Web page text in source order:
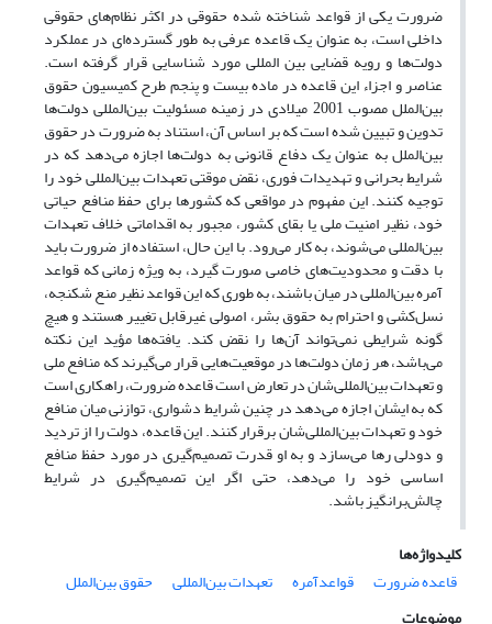
ضرورت یکی از قواعد شناخته شده حقوقی در اکثر نظام‌های حقوقی
داخلی است، به عنوان یک قاعده عرفی به طور گسترده‌ای در عملکرد
دولت‌ها و رویه قضایی بین المللی مورد شناسایی قرار گرفته است.
عناصر و اجزاء این قاعده در ماده بیست و پنجم طرح کمیسیون حقوق
بین‌الملل مصوب 2001 میلادی در زمینه مسئولیت بین‌المللی دولت‌ها
تدوین و تبیین شده است که بر اساس آن، استناد به ضرورت در حقوق
بین‌الملل به عنوان یک دفاع قانونی به دولت‌ها اجازه می‌دهد که در
شرایط بحرانی و تهدیدات فوری، نقض موقتی تعهدات بین‌المللی خود را
توجیه کنند. این مفهوم در مواقعی که کشورها برای حفظ منافع حیاتی
خود، نظیر امنیت ملی یا بقای کشور، مجبور به اقداماتی خلاف تعهدات
بین‌المللی می‌شوند، به کار می‌رود. با این حال، استفاده از ضرورت باید
با دقت و محدودیت‌های خاصی صورت گیرد، به ‌ویژه زمانی که قواعد
آمره بین‌المللی در میان باشند، به طوری که این قواعد نظیر منع شکنجه،
نسل‌کشی و احترام به حقوق بشر، اصولی غیرقابل تغییر هستند و هیچ
گونه شرایطی نمی‌تواند آن‌ها را نقض کند. یافته‌ها مؤید این نکته
می‌باشد، هر زمان دولت‌ها در موقعیت‌هایی قرار می‌گیرند که منافع ملی
و تعهدات بین‌المللی‌شان در تعارض است قاعده ضرورت، راهکاری است
که به ایشان اجازه می‌دهد در چنین شرایط دشواری، توازنی میان منافع
خود و تعهدات بین‌المللی‌شان برقرار کنند. این قاعده، دولت را از تردید
و دودلی رها می‌سازد و به او قدرت تصمیم‌گیری در مورد حفظ منافع
اساسی خود را می‌دهد، حتی اگر این تصمیم‌گیری در شرایط
چالش‌برانگیز باشد.
کلیدواژه‌ها
قاعده ضرورت
قواعدآمره تعهدات بین‌المللی
حقوق بین‌الملل